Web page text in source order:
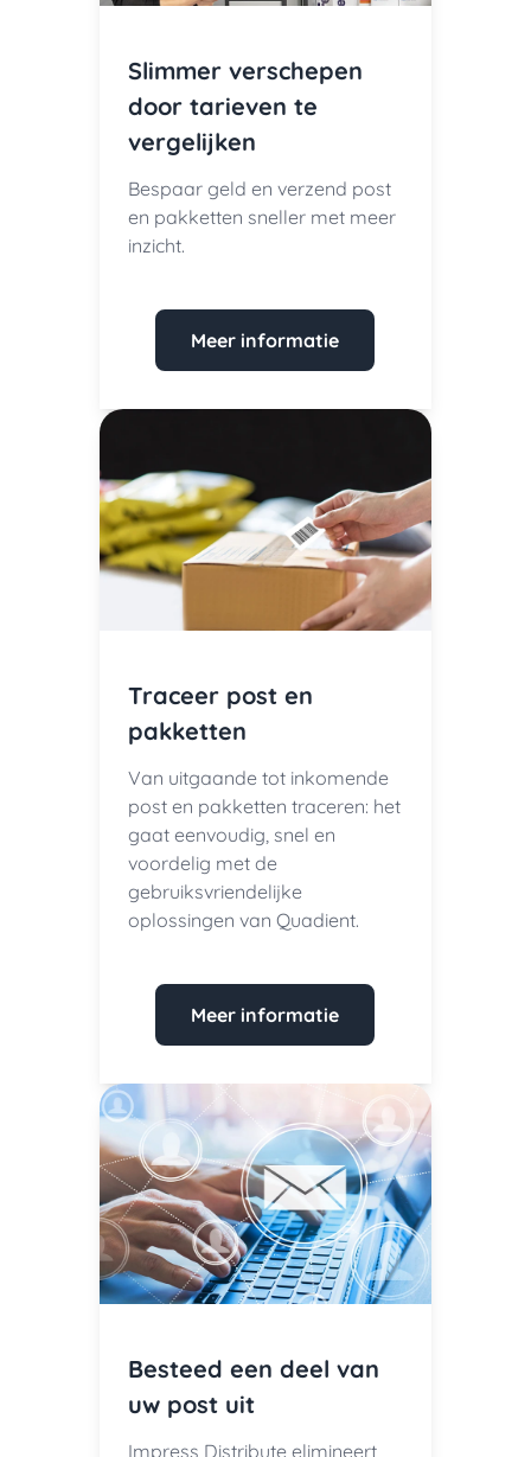
Slimmer verschepen
door tarieven te
vergelijken
Bespaar geld en verzend post
en pakketten sneller met meer
inzicht.
Meer informatie
Traceer post en
pakketten
Van uitgaande tot inkomende
post en pakketten traceren: het
gaat eenvoudig, snel en
voordelig met de
gebruiksvriendelijke
oplossingen van Quadient.
Meer informatie
Besteed een deel van
uw post uit
Impress Distribute elimineert